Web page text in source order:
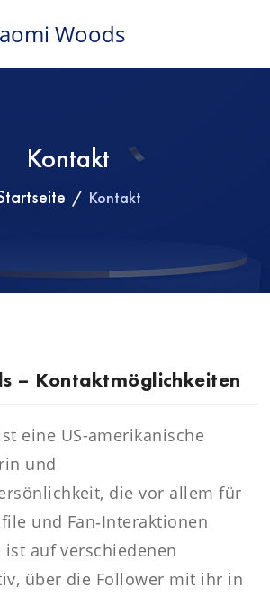
Woods
Kontakt
Kontakt
– Kontaktmöglichkeiten
eine US-amerikanische
und
die vor allem für
und Fan‑Interaktionen
ist auf verschiedenen
über die Follower mit ihr in